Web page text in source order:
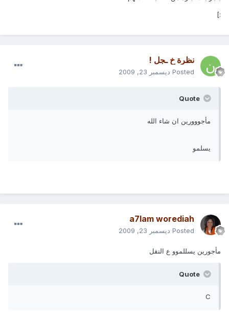
:]
نظرة خ ـجل !
Posted ديسمبر 23, 2009
مأجووورين ان شاء الله
يسلمو
a7lam worediah
Posted ديسمبر 23, 2009
مأجورين يسللموو ع النقل
C